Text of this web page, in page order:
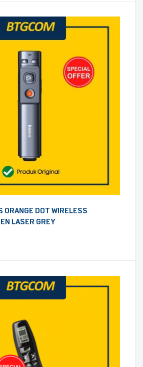
ORANGE DOT WIRELESS
LASER GREY